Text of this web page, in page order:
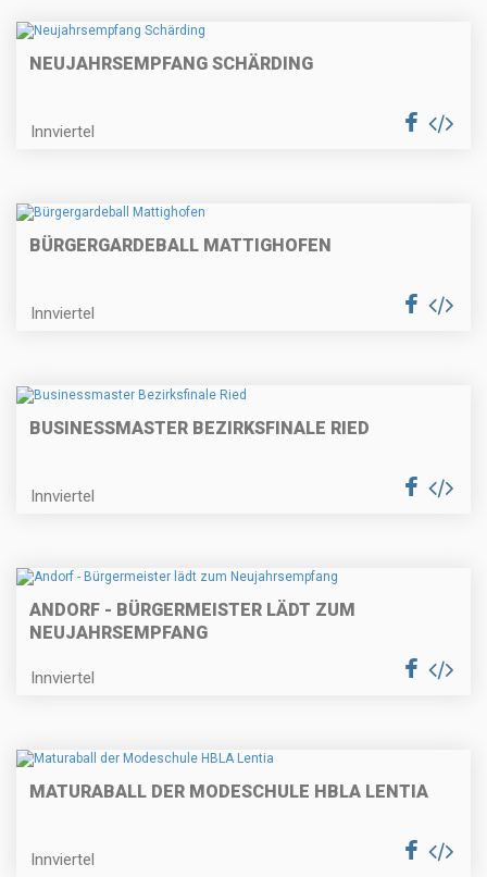
NEUJAHRSEMPFANG SCHÄRDING
Innviertel
BÜRGERGARDEBALL MATTIGHOFEN
Innviertel
BUSINESSMASTER BEZIRKSFINALE RIED
Innviertel
ANDORF - BÜRGERMEISTER LÄDT ZUM
NEUJAHRSEMPFANG
Innviertel
MATURABALL DER MODESCHULE HBLA LENTIA
Innviertel